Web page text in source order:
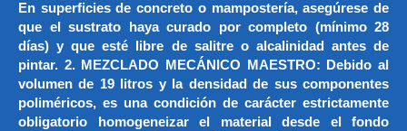
En superficies de concreto o mampostería, asegúrese de
que el sustrato haya curado por completo (mínimo 28
días) y que esté libre de salitre o alcalinidad antes de
pintar. 2. MEZCLADO MECÁNICO MAESTRO: Debido al
volumen de 19 litros y la densidad de sus componentes
poliméricos, es una condición de carácter estrictamente
obligatorio homogeneizar el material desde el fondo